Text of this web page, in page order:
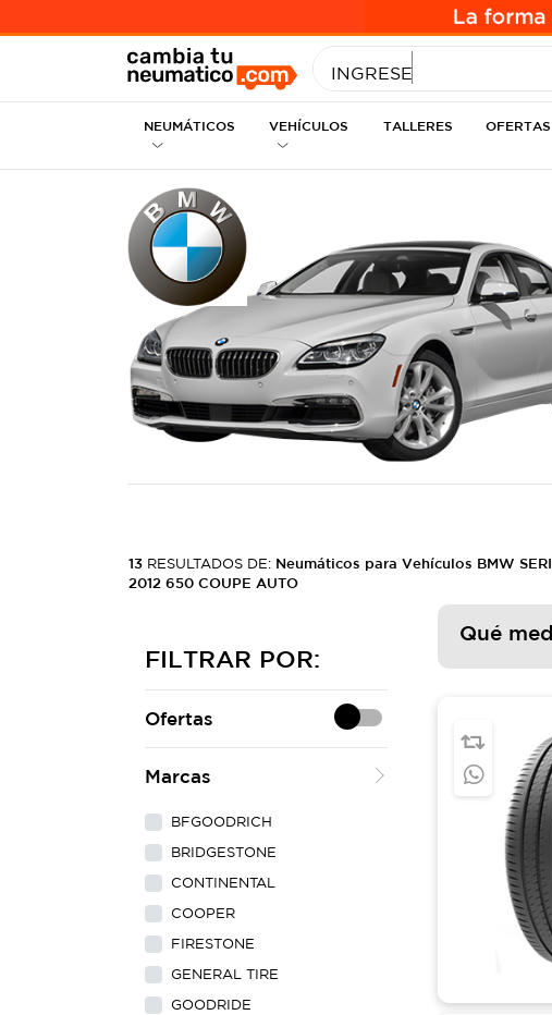
INGRESE MEDIDA
NEUMÁTICOS VEHÍCULOS TALLERES OFERTAS
13 RESULTADOS DE: Neumáticos para Vehículos BMW
2012 650 COUPE AUTO
FILTRAR POR:
Ofertas
Marcas
BFGOODRICH
BRIDGESTONE
CONTINENTAL
COOPER
FIRESTONE
GENERAL TIRE
GOODRIDE
Qué